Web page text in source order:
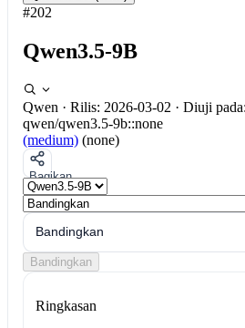
#202
Qwen3.5-9B
Qwen · Rilis: 2026-03-02 · Diuji
qwen/qwen3.5-9b::none
(medium) (none)
Bagikan
Bandingkan
Bandingkan
Ringkasan